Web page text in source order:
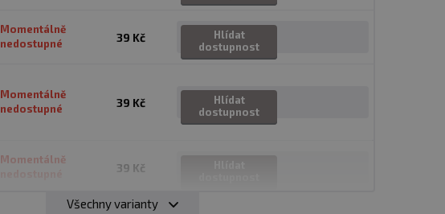
Momentálně
nedostupné
39 Kč
Hlídat
dostupnost
Momentálně
nedostupné
39 Kč
Hlídat
dostupnost
Momentálně
39 Kč
Všechny varianty